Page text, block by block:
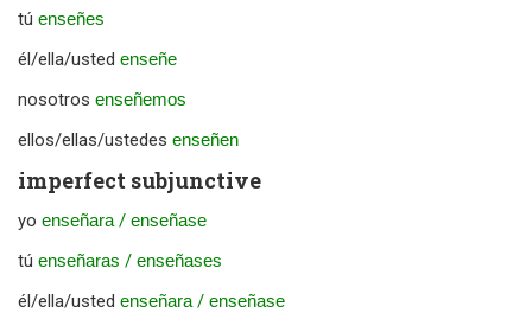
tú enseñes
él/ella/usted enseñe
nosotros enseñemos
ellos/ellas/ustedes enseñen
imperfect subjunctive
yo enseñara/ enseñase
tú enseñaras / enseñases
él/ella/usted enseñara/ enseñase